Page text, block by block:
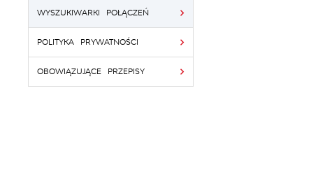
WYSZUKIWARKI POŁĄCZEŃ
POLITYKA PRYWATNOŚCI
OBOWIĄZUJĄCE PRZEPISY